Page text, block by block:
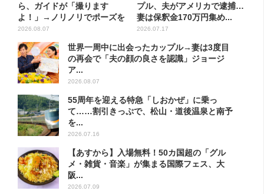
ら、ガイドが「撮ります
よ！」→ノリノリでポーズを
取ってい...
2026.08.07
プル、夫がアメリカで逮捕…
妻は保釈金170万円集め...
2026.07.17
世界一周中に出会ったカップル→妻は3度目
の再会で「夫の顔の良さを認識」ジョージ
ア...
2026.08.07
55周年を迎える特急「しおかぜ」に乗っ
て……割引きっぷで、松山・道後温泉と南予
を...
2026.07.16
【あすから】入場無料！50カ国超の「グル
メ・雑貨・音楽」が集まる国際フェス、大
阪...
2026.07.09